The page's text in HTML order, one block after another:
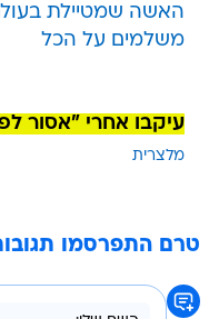
האשה שמטיילת
משלמים על הכל
עיקבו אחרי "אסור
מלצרית
טרם התפרסמו